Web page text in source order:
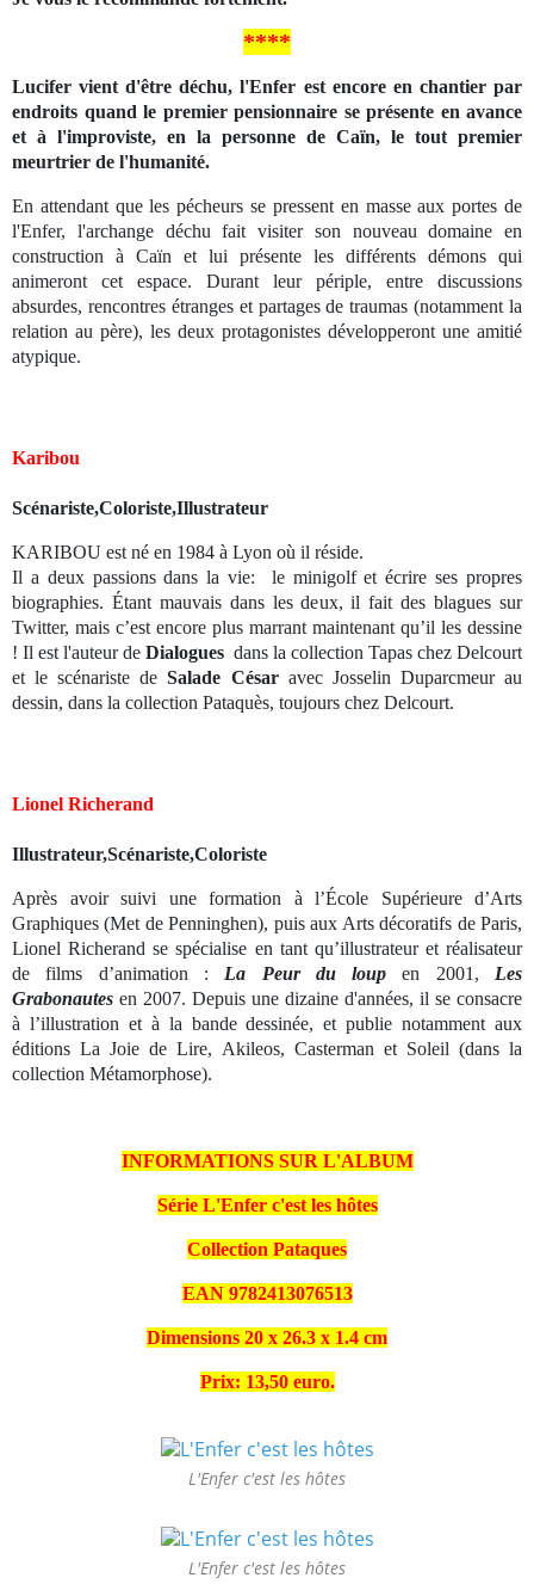
****
Lucifer vient d'être déchu, l'Enfer est encore en chantier par
endroits quand le premier pensionnaire se présente en avance
et à l'improviste, en la personne de Caïn, le tout premier
meurtrier de l'humanité.
En attendant que les pécheurs se pressent en masse aux portes de
l'Enfer, l'archange déchu fait visiter son nouveau domaine en
construction à Caïn et lui présente les différents démons qui
animeront cet espace. Durant leur périple, entre discussions
absurdes, rencontres étranges et partages de traumas (notamment la
relation au père), les deux protagonistes développeront une amitié
atypique.
Karibou
Scénariste,Coloriste,Illustrateur
KARIBOU est né en 1984 à Lyon où il réside.
Il a deux passions dans la vie: le minigolf et écrire ses propres
biographies. Étant mauvais dans les deux, il fait des blagues sur
Twitter, mais c’est encore plus marrant maintenant qu’il les dessine
! Il est l'auteur de Dialogues dans la collection Tapas chez Delcourt
et le scénariste deSalade Césaravec Josselin Duparcmeur au
dessin, dans la collection Pataquès, toujours chez Delcourt.
Lionel Richerand
Illustrateur,Scénariste,Coloriste
Après avoir suivi une formation à l’École Supérieure d’Arts
Graphiques (Met de Penninghen), puis aux Arts décoratifs de Paris,
Lionel Richerand se spécialise en tant qu’illustrateur et réalisateur
de films d’animation : La Peur du loup en 2001, Les
Grabonautes en 2007. Depuis une dizaine d'années, il se consacre
à l’illustration et à la bande dessinée, et publie notamment aux
éditions La Joie de Lire, Akileos, Casterman et Soleil (dans la
collection Métamorphose).
INFORMATIONS SUR L'ALBUM
Série L'Enfer c'est les hôtes
Collection Pataques
EAN 9782413076513
Dimensions 20 x 26.3 x 1.4 cm
Prix: 13,50 euro.
L'Enfer c'est les hôtes
L'Enfer c'est les hôtes